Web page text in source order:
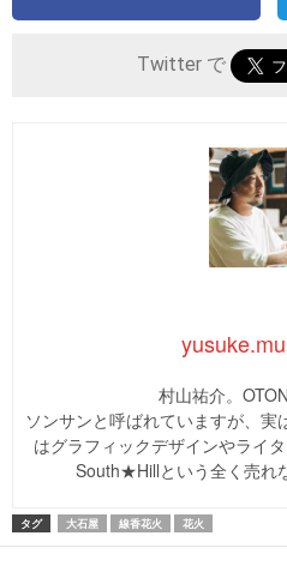
Twitter で
村山祐介。
ソンサンと呼ばれていますが、
はグラフィックデザインやライ
South★Hillという全く売れ
タグ 大石屋 線香花火 花火